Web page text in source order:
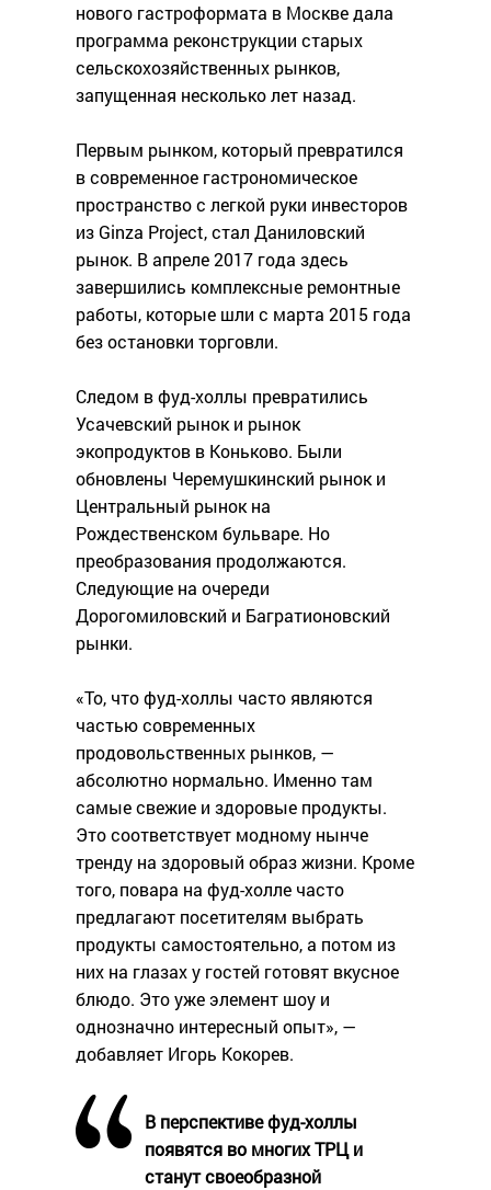
нового гастроформата в Москве дала
программа реконструкции старых
сельскохозяйственных рынков,
запущенная несколько лет назад.
Первым рынком, который превратился
в современное гастрономическое
пространство с легкой руки инвесторов
из Ginza Project, стал Даниловский
рынок. В апреле 2017 года здесь
завершились комплексные ремонтные
работы, которые шли с марта 2015 года
без остановки торговли.
Следом в фуд-холлы превратились
Усачевский рынок и рынок
экопродуктов в Коньково. Были
обновлены Черемушкинский рынок и
Центральный рынок на
Рождественском бульваре. Но
преобразования продолжаются.
Следующие на очереди
Дорогомиловский и Багратионовский
рынки.
«То, что фуд-холлы часто являются
частью современных
продовольственных рынков, —
абсолютно нормально. Именно там
самые свежие и здоровые продукты.
Это соответствует модному нынче
тренду на здоровый образ жизни. Кроме
того, повара на фуд-холле часто
предлагают посетителям выбрать
продукты самостоятельно, а потом из
них на глазах у гостей готовят вкусное
блюдо. Это уже элемент шоу и
однозначно интересный опыт», —
добавляет Игорь Кокорев.
В перспективе фуд-холлы
появятся во многих ТРЦ и
станут своеобразной